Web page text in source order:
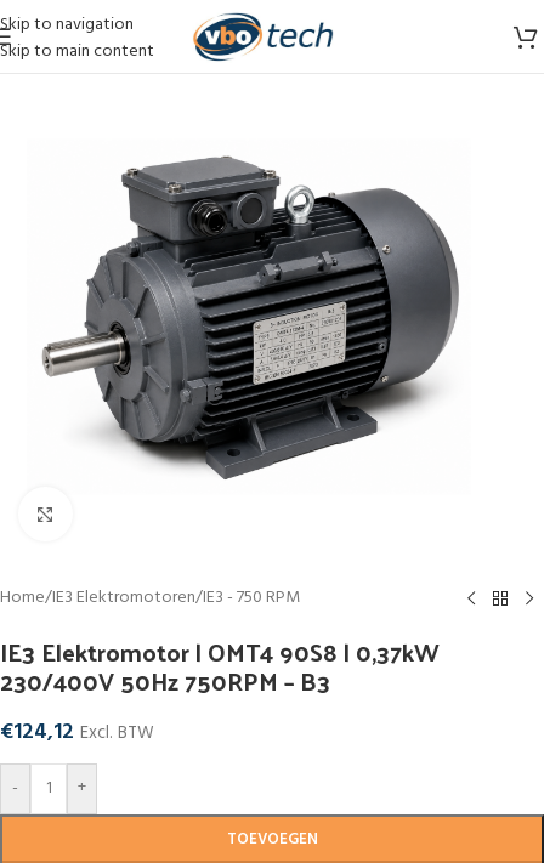
Skip to navigation
Skip to main content
Home/IE3 Elektromotoren/IE3 - 750 RPM
IE3 Elektromotor | OMT4 90S8 | 0,37kW
230/400V 50Hz 750RPM – B3
€124,12 Excl. BTW
-
+
TOEVOEGEN